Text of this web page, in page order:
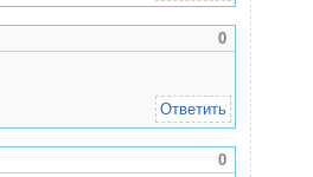
0
Ответить
0